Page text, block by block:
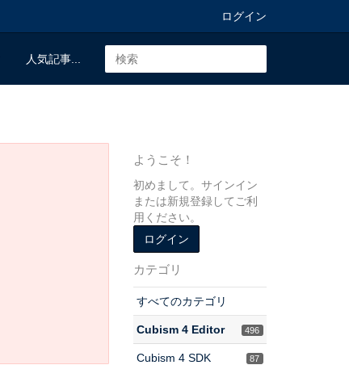
ログイン
人気記事...
ようこそ！
初めまして。サインイン
または新規登録してご利
用ください。
ログイン
カテゴリ
すべてのカテゴリ
496
Cubism 4 Editor
87
Cubism 4 SDK